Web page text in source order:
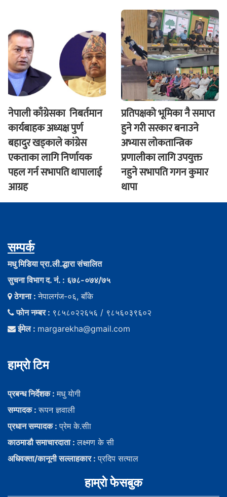
नेपाली काँग्रेसका निबर्तमान
कार्यबाहक अध्यक्ष पुर्ण
बहादुर खड्काले कांग्रेस
एकताका लागि निर्णायक
पहल गर्न सभापति थापालाई
आग्रह
प्रतिपक्षको भूमिका नै समाप्त
हुने गरी सरकार बनाउने
अभ्यास लोकतान्त्रिक
प्रणालीका लागि उपयुक्त
नहुने सभापति गगन कुमार
थापा
सम्पर्क
मधु मिडिया प्रा.ली.द्धारा संचालित
सुचना विभाग द. नं. : ६७८-०७४/७५
ठेगाना :नेपालगंज-०६, बाँके
फोन नम्बर : ९८५८०२२६५६ / ९८५६०३९६०२
ईमेल : margarekha@gmail.com
हाम्राे टिम
प्रबन्ध निर्देशक :मधु याेगी
सम्पादक :रूपन ज्ञवाली
प्रधान सम्पादक :प्रेम के.सीा
काठमाडौ समाचारदाता :लक्ष्मण के सी
अधिवक्ता/कानूनी सल्लाहकार :प्रदिप सत्याल
हाम्राे फेसबुक